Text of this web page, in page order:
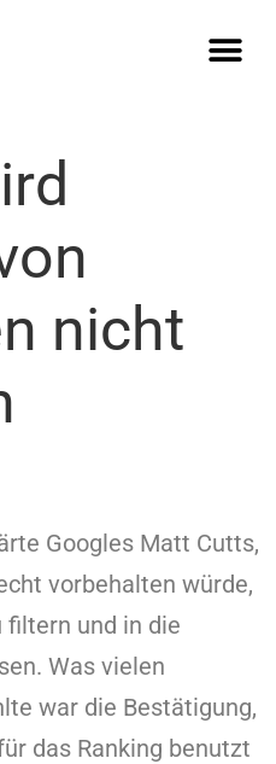
nicht
Googles Matt Cutts,
vorbehalten würde,
filtern und in die
Was vielen
war die Bestätigung,
das Ranking benutzt